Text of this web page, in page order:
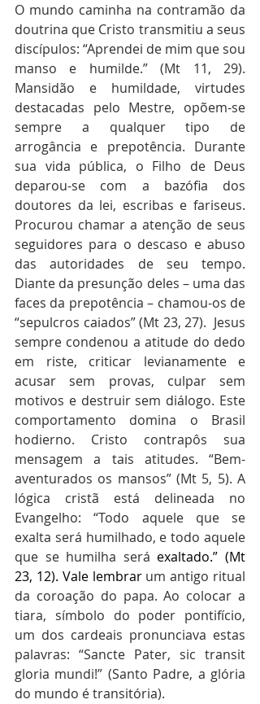
O mundo caminha na contramão da
doutrina que Cristo transmitiu a seus
discípulos: “Aprendei de mim que sou
manso e humilde.” (Mt 11, 29).
Mansidão e humildade, virtudes
destacadas pelo Mestre, opõem-se
sempre a qualquer tipo de
arrogância e prepotência. Durante
sua vida pública, o Filho de Deus
deparou-se com a bazófia dos
doutores da lei, escribas e fariseus.
Procurou chamar a atenção de seus
seguidores para o descaso e abuso
das autoridades de seu tempo.
Diante da presunção deles – uma das
faces da prepotência – chamou-os de
“sepulcros caiados” (Mt 23, 27).  Jesus
sempre condenou a atitude do dedo
em riste, criticar levianamente e
acusar sem provas, culpar sem
motivos e destruir sem diálogo. Este
comportamento domina o Brasil
hodierno. Cristo contrapôs sua
mensagem a tais atitudes. “Bem-
aventurados os mansos” (Mt 5, 5). A
lógica cristã está delineada no
Evangelho: “Todo aquele que se
exalta será humilhado, e todo aquele
que se humilha será exaltado.” (Mt
23, 12). Vale lembrar um antigo ritual
da coroação do papa. Ao colocar a
tiara, símbolo do poder pontifício,
um dos cardeais pronunciava estas
palavras: “Sancte Pater, sic transit
gloria mundi!” (Santo Padre, a glória
do mundo é transitória).